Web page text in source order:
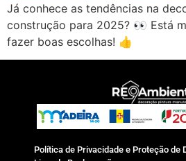
Já conhece as tendências na
construção para 2025? 👀 Está
fazer boas escolhas! 👍
Política de Privacidade e Proteção de